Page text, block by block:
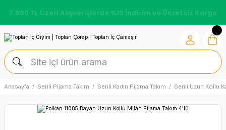
7.500 TL Üzeri Alışverişlerde %10 İndirim ve Ücretsiz Kargo
Anasayfa Serili Pijama Takım Serili Kadın Pijama Takım Serili Uzun Kollu